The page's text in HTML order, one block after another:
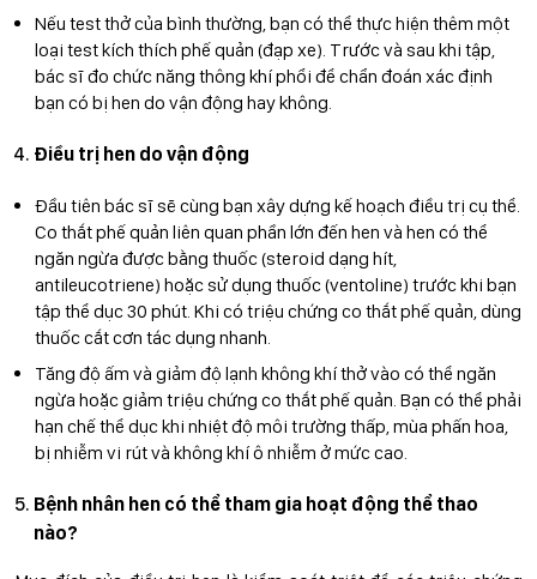
Nếu test thở của bình thường, bạn có thể thực hiện thêm một
loại test kích thích phế quản (đạp xe). Trước và sau khi tập,
bác sĩ đo chức năng thông khí phổi để chẩn đoán xác định
bạn có bị hen do vận động hay không.
Điều trị hen do vận động
Đầu tiên bác sĩ sẽ cùng bạn xây dựng kế hoạch điều trị cụ thể.
Co thắt phế quản liên quan phần lớn đến hen và hen có thể
ngăn ngừa được bằng thuốc (steroid dạng hít,
antileucotriene) hoặc sử dụng thuốc (ventoline) trước khi bạn
tập thể dục 30 phút. Khi có triệu chứng co thắt phế quản, dùng
thuốc cắt cơn tác dụng nhanh.
Tăng độ ấm và giảm độ lạnh không khí thở vào có thể ngăn
ngừa hoặc giảm triệu chứng co thắt phế quản. Bạn có thể phải
hạn chế thể dục khi nhiệt độ môi trường thấp, mùa phấn hoa,
bị nhiễm vi rút và không khí ô nhiễm ở mức cao.
Bệnh nhân hen có thể tham gia hoạt động thể thao
nào?